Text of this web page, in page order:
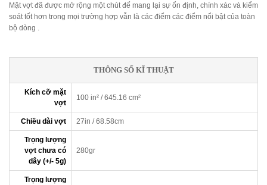
Mặt vợt đã được mở rộng một chút để mang lại sự ổn định, chính xác và kiểm
soát tốt hơn trong mọi trường hợp vẫn là các điểm các điểm nổi bật của toàn
bộ dòng .
THÔNG SỐ KĨ THUẬT
Kích cỡ mặt
vợt
100 in² / 645.16 cm²
Chiều dài vợt 27in / 68.58cm
Trọng lượng
vợt chưa có
dây (+/- 5g)
280gr
Trọng lượng